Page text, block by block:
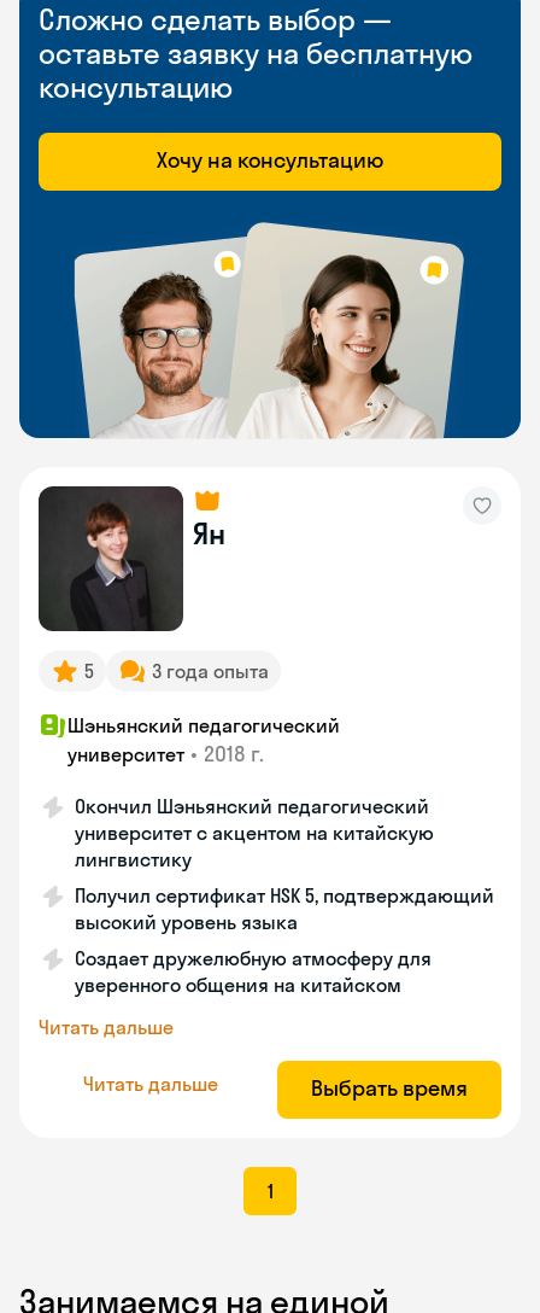
Сложно сделать выбор —
оставьте заявку на бесплатную
консультацию
Хочу на консультацию
Ян
5 3 года опыта
Шэньянский педагогический
университет • 2018 г.
Окончил Шэньянский педагогический
университет с акцентом на китайскую
лингвистику
Получил сертификат HSK 5, подтверждающий
высокий уровень языка
Создает дружелюбную атмосферу для
уверенного общения на китайском
Читать дальше
Читать дальше Выбрать время
1
Занимаемся на единой